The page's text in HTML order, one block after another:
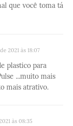
que você toma tá
2021 às 18:07
plastico para
...muito mais
mais atrativo.
às 08:35